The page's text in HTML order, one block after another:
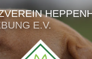
E.V.